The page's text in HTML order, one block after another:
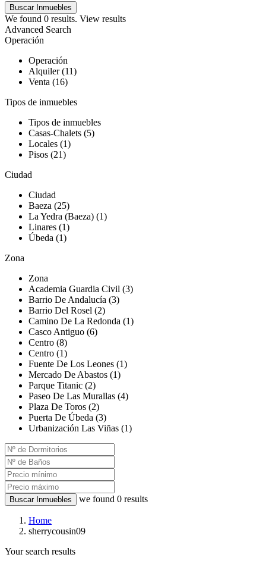
We found 0 results. View results
Advanced Search
Operación
Operación
Alquiler (11)
Venta (16)
Tipos de inmuebles
Tipos de inmuebles
Casas-Chalets (5)
Locales (1)
Pisos (21)
Ciudad
Ciudad
Baeza (25)
La Yedra (Baeza) (1)
Linares (1)
Úbeda (1)
Zona
Zona
Academia Guardia Civil (3)
Barrio De Andalucía (3)
Barrio Del Rosel (2)
Camino De La Redonda (1)
Casco Antiguo (6)
Centro (8)
Centro (1)
Fuente De Los Leones (1)
Mercado De Abastos (1)
Parque Titanic (2)
Paseo De Las Murallas (4)
Plaza De Toros (2)
Puerta De Úbeda (3)
Urbanización Las Viñas (1)
Buscar Inmuebles we found 0 results
Home
sherrycousin09
Your search results